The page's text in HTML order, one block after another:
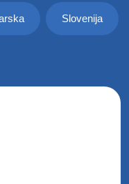
Slovenija